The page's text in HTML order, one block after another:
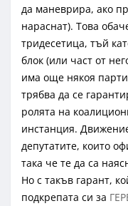
да маневрира, ако
нараснат). Това
тридесетица, тъй
блок (или част от
има още някоя
трябва да се
ролята на
инстанция.
депутатите, които
така че те да са
Но с такъв гарант,
подкрепата си за